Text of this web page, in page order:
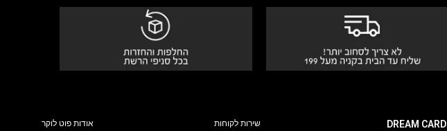
אודות פוט לוקר שירות לקוחות
DREAM CARD